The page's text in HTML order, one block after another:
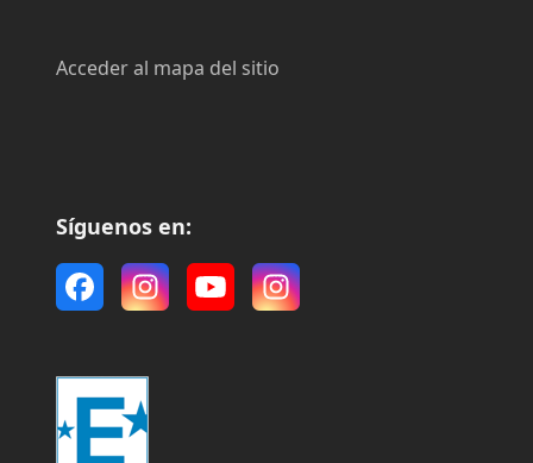
Acceder al mapa del sitio
Síguenos en:
FacebookInstagram
YouTubeInstagram